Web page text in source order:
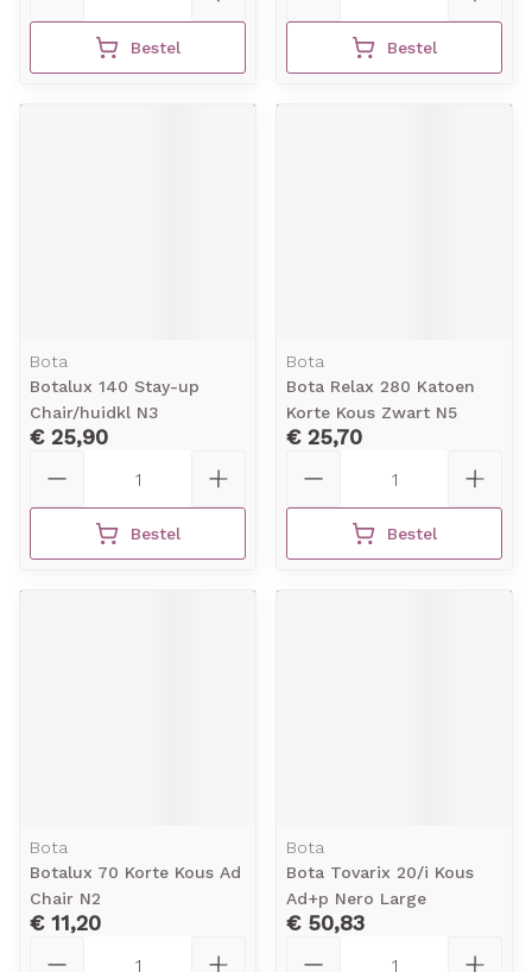
Bestel Bestel
Bota
Botalux 140 Stay-up
Chair/huidkl N3
€ 25,90
Bestel
Bota
Bota Relax 280 Katoen
Korte Kous Zwart N5
€ 25,70
Bestel
Bota
Botalux 70 Korte Kous Ad
Chair N2
€ 11,20
Bota
Bota Tovarix 20/i Kous
Ad+p Nero Large
€ 50,83